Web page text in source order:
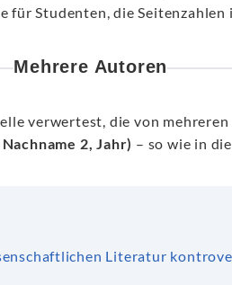
Studenten, die Seitenzahlen
Mehrere Autoren
verwertest, die von
2, Jahr) – so wie in
Literatur